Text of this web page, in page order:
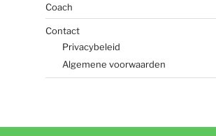
Coach
Contact
Privacybeleid
Algemene voorwaarden